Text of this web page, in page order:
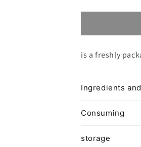
quantity
for
di
-
Mandarino
is a freshly
Ingredients
Consuming
storage